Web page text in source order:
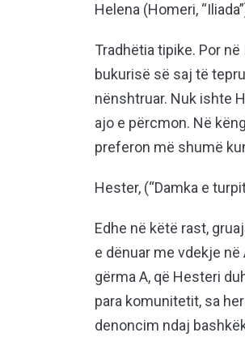
Helena (Homeri,
Tradhëtia tipike. Por
bukurisë së saj të
nënshtruar. Nuk ishte
ajo e përcmon. Në
preferon më shumë
Hester, (“Damka e
Edhe në këtë rast,
e dënuar me vdekje
gërma A, që Hesteri
para komunitetit, sa
denoncim ndaj